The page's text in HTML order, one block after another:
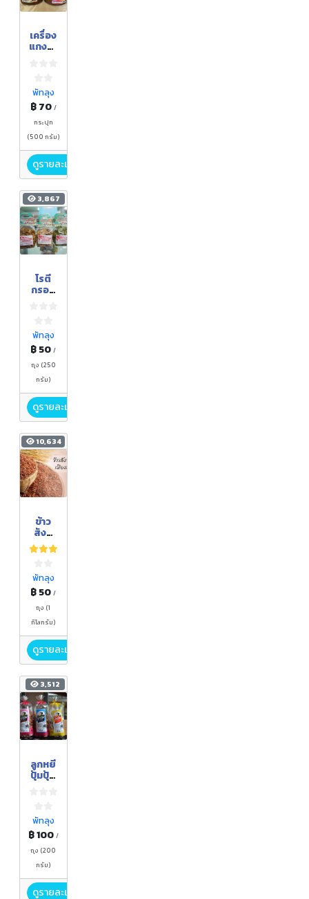
เครื่อง
แกงตำ
ว
พัทลุง
฿ 70 /
กระปุก
(500 กรัม)
ดูรายละเอียด
3,867
โรตี
กรอบ
พัทลุง
฿ 50/
ถุง (250
กรัม)
ดูรายละเอียด
10,634
ข้าว
สังข์
หยด
ซ้อม
พัทลุง
฿ 50/
ถุง (1
กิโลกรัม)
ดูรายละเอียด
3,512
ลูกหยี
ปุ้มปุ้ย
พัทลุง
฿ 100 /
ถุง (200
กรัม)
ดูรายละเอียด